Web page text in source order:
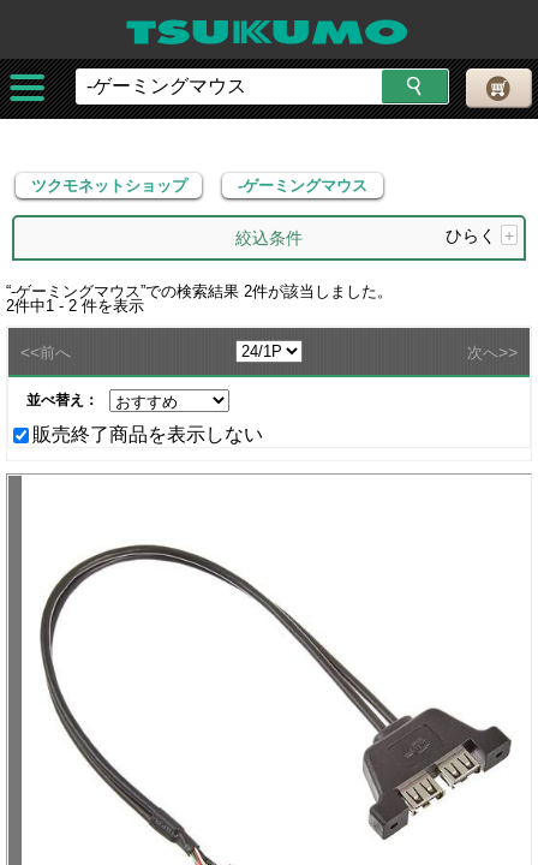
ツクモネットショップ -ゲーミングマウス
ツクモネットショップ -ゲーミングマウス
絞込条件 ひらく +
“-ゲーミングマウス”での検索結果 2件が該当しました。
2件中1 - 2 件を表示
<<前へ 次へ>>
並べ替え：
販売終了商品を表示しない